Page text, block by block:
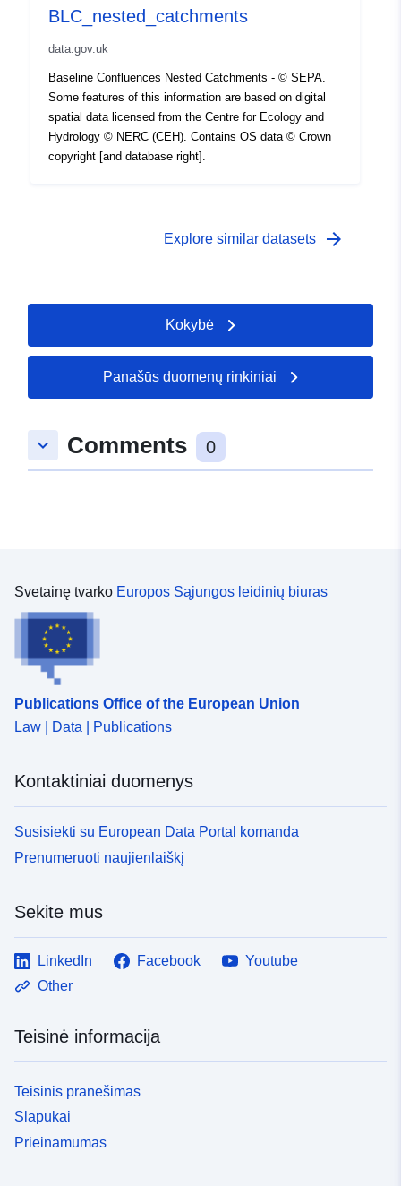
BLC_nested_catchments
data.gov.uk
Baseline Confluences Nested Catchments - © SEPA.
Some features of this information are based on digital
spatial data licensed from the Centre for Ecology and
Hydrology © NERC (CEH). Contains OS data © Crown
copyright [and database right].
Explore similar datasets arrow_forward
Kokybė
Panašūs duomenų rinkiniai
keyboard_arrow_down Comments 0
Svetainę tvarko Europos Sąjungos leidinių biuras
Publications Office of the European Union
Law | Data | Publications
Kontaktiniai duomenys
Susisiekti su European Data Portal komanda
Prenumeruoti naujienlaiškį
Sekite mus
LinkedIn Facebook
Youtube
Other
Teisinė informacija
Teisinis pranešimas
Slapukai
Prieinamumas